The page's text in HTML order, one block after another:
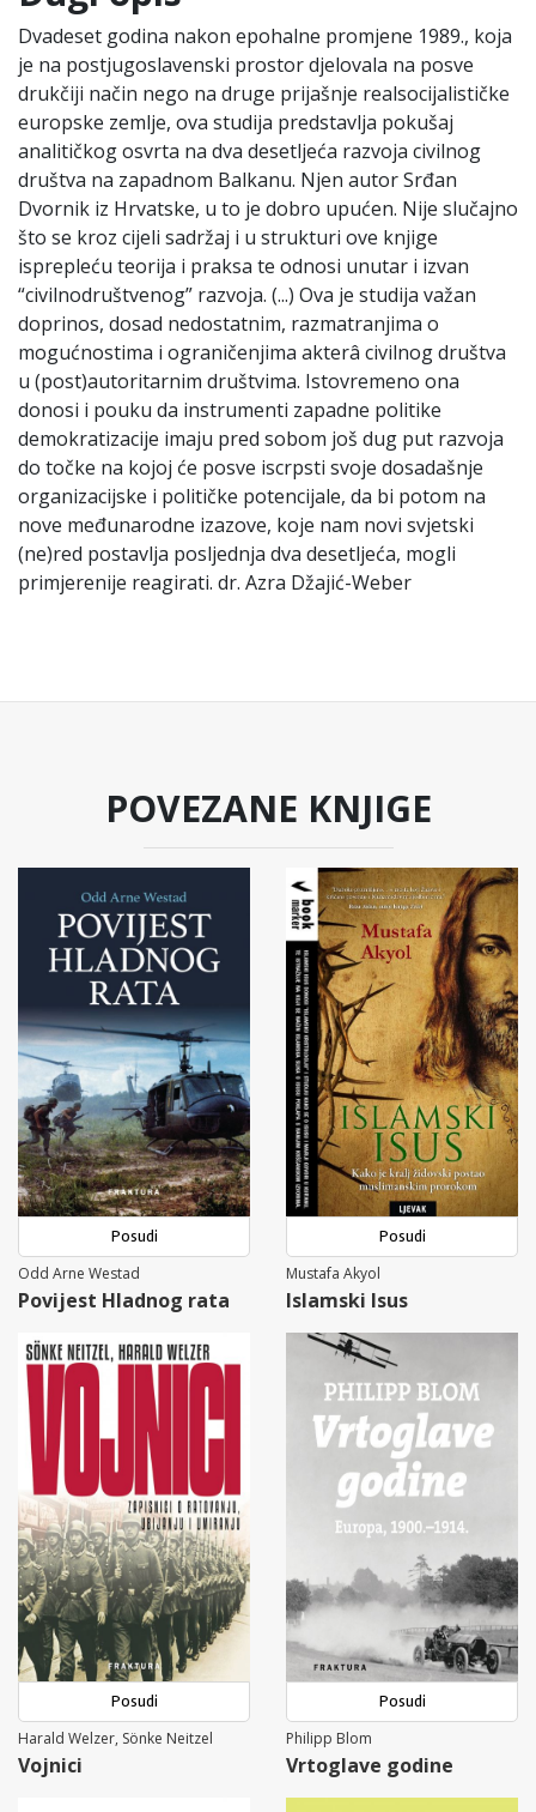
Dvadeset godina nakon epohalne promjene 1989., koja
je na postjugoslavenski prostor djelovala na posve
drukčiji način nego na druge prijašnje realsocijalističke
europske zemlje, ova studija predstavlja pokušaj
analitičkog osvrta na dva desetljeća razvoja civilnog
društva na zapadnom Balkanu. Njen autor Srđan
Dvornik iz Hrvatske, u to je dobro upućen. Nije slučajno
što se kroz cijeli sadržaj i u strukturi ove knjige
isprepleću teorija i praksa te odnosi unutar i izvan
“civilnodruštvenog” razvoja. (...) Ova je studija važan
doprinos, dosad nedostatnim, razmatranjima o
mogućnostima i ograničenjima akterâ civilnog društva
u (post)autoritarnim društvima. Istovremeno ona
donosi i pouku da instrumenti zapadne politike
demokratizacije imaju pred sobom još dug put razvoja
do točke na kojoj će posve iscrpsti svoje dosadašnje
organizacijske i političke potencijale, da bi potom na
nove međunarodne izazove, koje nam novi svjetski
(ne)red postavlja posljednja dva desetljeća, mogli
primjerenije reagirati. dr. Azra Džajić-Weber
POVEZANE KNJIGE
Posudi
Odd Arne Westad
Povijest Hladnog rata
Posudi
Mustafa Akyol
Islamski Isus
Posudi
Harald Welzer, Sönke Neitzel
Vojnici
Posudi
Philipp Blom
Vrtoglave godine